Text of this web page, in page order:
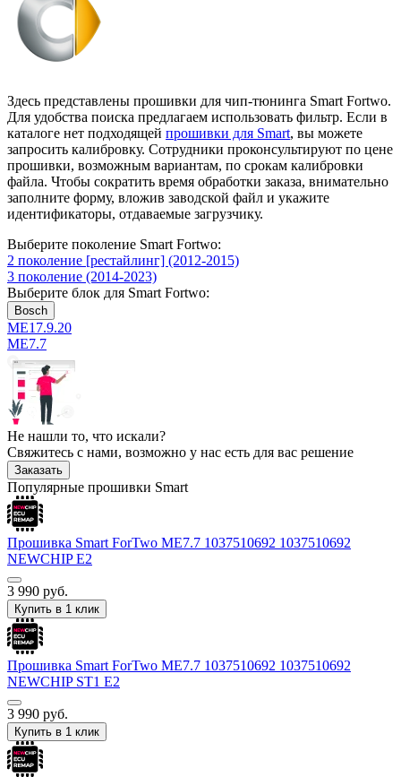
Здесь представлены прошивки для чип-тюнинга Smart Fortwo.
Для удобства поиска предлагаем использовать фильтр. Если в
каталоге нет подходящей прошивки для Smart, вы можете
запросить калибровку. Сотрудники проконсультируют по цене
прошивки, возможным вариантам, по срокам калибровки
файла. Чтобы сократить время обработки заказа, внимательно
заполните форму, вложив заводской файл и укажите
идентификаторы, отдаваемые загрузчику.
Выберите поколение Smart Fortwo:
2 поколение [рестайлинг] (2012-2015)
3 поколение (2014-2023)
Выберите блок для Smart Fortwo:
Bosch
ME17.9.20
ME7.7
Не нашли то, что искали?
Свяжитесь с нами, возможно у нас есть для вас решение
Заказать
Популярные прошивки Smart
Прошивка Smart ForTwo ME7.7 1037510692 1037510692
NEWCHIP E2
3 990 руб.
Купить в 1 клик
Прошивка Smart ForTwo ME7.7 1037510692 1037510692
NEWCHIP ST1 E2
3 990 руб.
Купить в 1 клик